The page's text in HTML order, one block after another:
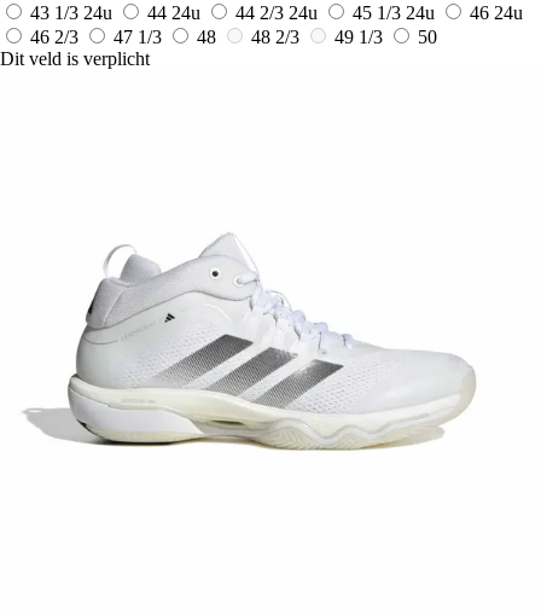
43 1/3 24u 44 24u 44 2/3 24u 45 1/3 24u 46 24u
46 2/3
47 1/3 48 48 2/3 49 1/3
50
Dit veld is verplicht